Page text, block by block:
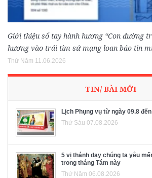
Giới thiệu sổ tay hành hương “Con đường
hương vào trái tim sứ mạng loan báo tin
Thứ Năm 11.06.2026
TIN/ BÀI MỚI
Lịch Phụng vụ từ ngày 09.8
Thứ Sáu 07.08.2026
5 vị thánh dạy chúng ta yêu
trong tháng Tám này
Thứ Năm 06.08.2026